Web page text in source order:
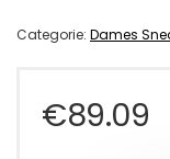
Categorie: Dames
€89.09